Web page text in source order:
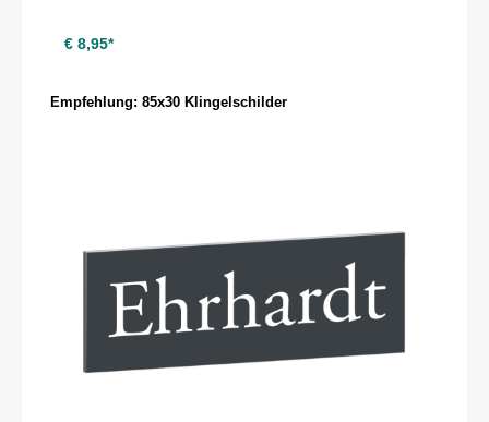
€ 8,95*
Produktgalerie überspringen
Empfehlung: 85x30 Klingelschilder